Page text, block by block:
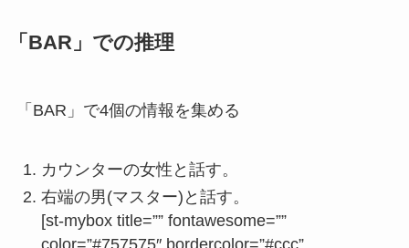
「BAR」での推理
「BAR」で4個の情報を集める
カウンターの女性と話す。
右端の男(マスター)と話す。
[st-mybox title=”” fontawesome=””